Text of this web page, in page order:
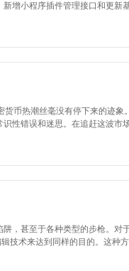
增小程序插件管理接口和更新
币热潮丝毫没有停下来的迹象
性错误和迷思。在追赶这波市
，甚至于各种类型的步枪。对
技术来达到同样的目的。这种